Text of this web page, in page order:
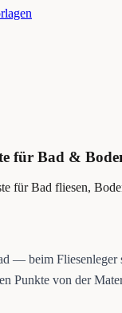
für Bad &
für Bad fliesen,
— beim Fliesenleger
Punkte von der